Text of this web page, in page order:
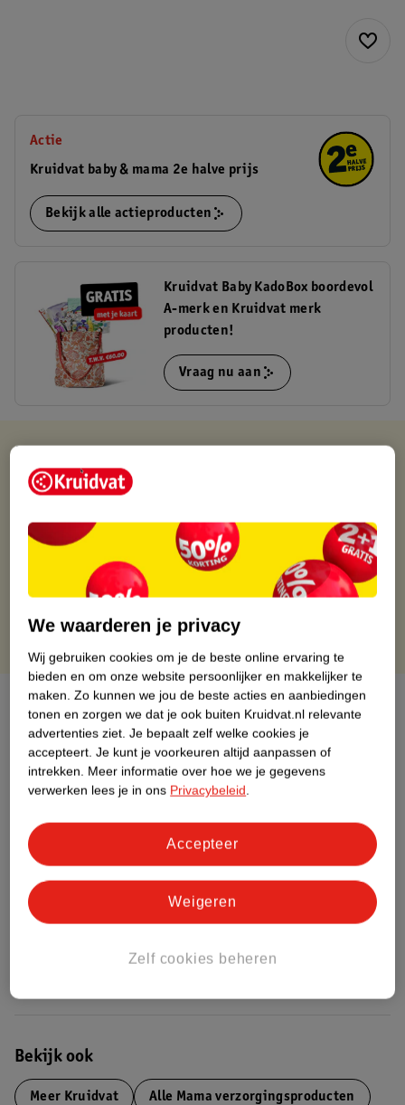
Actie
Kruidvat baby & mama 2e halve prijs
Bekijk alle actieproducten
Kruidvat Baby KadoBox boordevol
A-merk en Kruidvat merk
producten!
Vraag nu aan
Gratis ophalen in de winkel
Gratis thuisbezorgd vanaf 50.00
Gratis retourneren binnen 30 dagen
Gratis punten met je Kruidvat kaart
Over dit product
Productinformatie
Etiketinformatie
Nature Impact Score
Dit product heeft (nog) geen Nature
Impact Score.
Bekijk ook
Meer Kruidvat Alle Mama verzorgingsproducten
We waarderen je privacy
Wij gebruiken cookies om je de beste online ervaring te
bieden en om onze website persoonlijker en makkelijker te
maken. Zo kunnen we jou de beste acties en aanbiedingen
tonen en zorgen we dat je ook buiten Kruidvat.nl relevante
advertenties ziet. Je bepaalt zelf welke cookies je
accepteert. Je kunt je voorkeuren altijd aanpassen of
intrekken. Meer informatie over hoe we je gegevens
verwerken lees je in ons Privacybeleid.
Zelf cookies beheren
Weigeren
Accepteer